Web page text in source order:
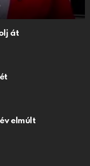
át
elmúlt